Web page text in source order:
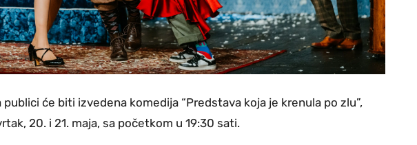
će biti izvedena komedija “Predstava koja je krenula po zlu”,
20. i 21. maja, sa početkom u 19:30 sati.